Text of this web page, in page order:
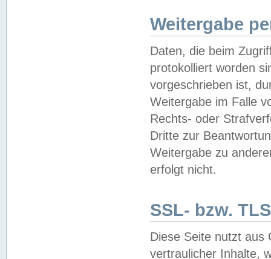
Weitergabe
Daten, die beim
protokolliert worden
vorgeschrieben ist,
Weitergabe im Falle
Rechts- oder
Dritte zur
Weitergabe zu
erfolgt nicht.
SSL- bzw.
Diese Seite nutzt aus
vertraulicher Inhalte,